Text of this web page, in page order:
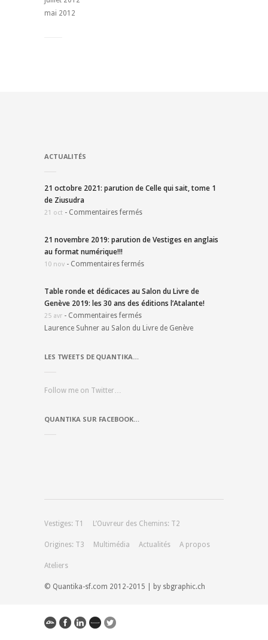
mai 2012
ACTUALITÉS
21 octobre 2021: parution de Celle qui sait, tome 1
de Ziusudra
21 oct - Commentaires fermés
21 novembre 2019: parution de Vestiges en anglais
au format numérique!!!
10 nov - Commentaires fermés
Table ronde et dédicaces au Salon du Livre de
Genève 2019: les 30 ans des éditions l’Atalante!
25 avr - Commentaires fermés
Laurence Suhner au Salon du Livre de Genève
LES TWEETS DE QUANTIKA…
Follow me on Twitter…
QUANTIKA SUR FACEBOOK…
Vestiges: T1 L’Ouvreur des Chemins: T2
Origines: T3 Multimédia Actualités A propos
Ateliers
© Quantika-sf.com 2012-2015 | by sbgraphic.ch